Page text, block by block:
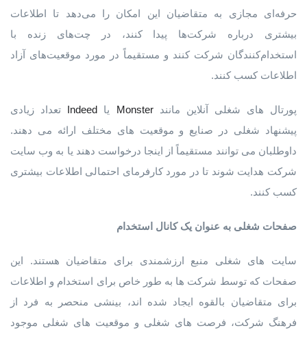
حرفه‌ای مجازی به متقاضیان این امکان را می‌دهد تا اطلاعات
بیشتری درباره شرکت‌ها پیدا کنند، در چت‌های زنده با
استخدام‌کنندگان شرکت کنند و مستقیماً در مورد موقعیت‌های آزاد
اطلاعات کسب کنند.
پورتال های شغلی آنلاین مانندMonster یا Indeed تعداد زیادی
پیشنهاد شغلی در صنایع و موقعیت های مختلف ارائه می دهند.
داوطلبان می توانند مستقیماً از اینجا درخواست دهند یا به وب سایت
شرکت هدایت شوند تا در مورد کارفرمای احتمالی اطلاعات بیشتری
کسب کنند.
صفحات شغلی به عنوان یک کانال استخدام
سایت های شغلی منبع ارزشمندی برای متقاضیان هستند. این
صفحات که توسط شرکت ها به طور خاص برای استخدام و اطلاعات
برای متقاضیان بالقوه ایجاد شده اند، بینشی منحصر به فرد از
فرهنگ شرکت، فرصت های شغلی و موقعیت های شغلی موجود